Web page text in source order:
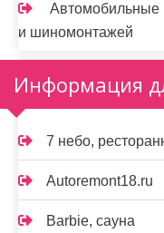
Автомобильные
и шиномонтажей
Информация
7 небо,
Autoremont18.ru
Barbie, сауна